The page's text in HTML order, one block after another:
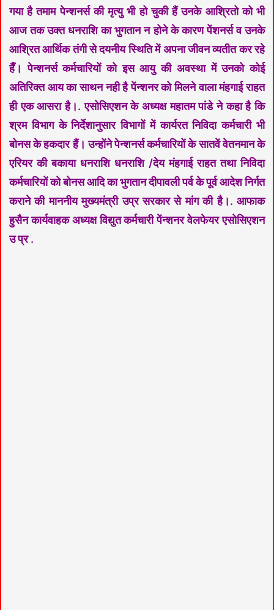
गया है तमाम पेन्शनर्स की मृत्यु भी हो चुकी हैं उनके आश्रितो को भी
आज तक उक्त धनराशि का भुगतान न होने के कारण पेंशनर्स व उनके
आश्रित आर्थिक तंगी से दयनीय स्थिति में अपना जीवन व्यतीत कर रहे
हैँ। पेन्शनर्स कर्मचारियों को इस आयु की अवस्था में उनको कोई
अतिरिक्त आय का साथन नही है पेंन्शनर को मिलने वाला मंहगाई राहत
ही एक आसरा है।. एसोसिएशन के अध्यक्ष महातम पांडे ने कहा है कि
श्रम विभाग के निर्देशानुसार विभागों में कार्यरत निविदा कर्मचारी भी
बोनस के हकदार हैं। उन्होंने पेन्शनर्स कर्मचारियों के सातवें वेतनमान के
एरियर की बकाया धनराशि धनराशि /देय मंहगाई राहत तथा निविदा
कर्मचारियों को बोनस आदि का भुगतान दीपावली पर्व के पूर्व आदेश निर्गत
कराने की माननीय मुख्यमंत्री उप्र सरकार से मांग की है।. आफाक
हुसैन कार्यवाहक अध्यक्ष विद्युत कर्मचारी पेंन्शनर वेलफेयर एसोसिएशन
उ प्र .